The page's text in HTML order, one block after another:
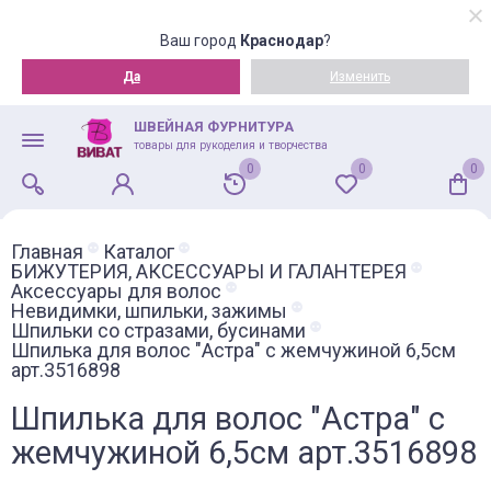
Ваш город Краснодар?
Да Изменить
ШВЕЙНАЯ ФУРНИТУРА
товары для рукоделия и творчества
0 0 0
Главная
Каталог
БИЖУТЕРИЯ, АКСЕССУАРЫ И ГАЛАНТЕРЕЯ
Аксессуары для волос
Невидимки, шпильки, зажимы
Шпильки со стразами, бусинами
Шпилька для волос "Астра" с жемчужиной 6,5см
арт.3516898
Шпилька для волос "Астра" с
жемчужиной 6,5см арт.3516898